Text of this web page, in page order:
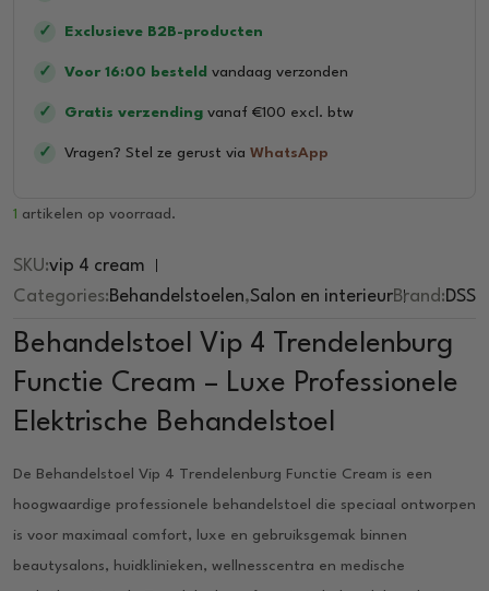
✓ Exclusieve B2B-producten
✓ Voor 16:00 besteld vandaag verzonden
✓ Gratis verzending vanaf €100 excl. btw
✓ Vragen? Stel ze gerust via WhatsApp
1 artikelen op voorraad.
SKU:vip 4 cream
Categories:Behandelstoelen,Salon en interieurBrand:DSS
Behandelstoel Vip 4 Trendelenburg
Functie Cream – Luxe Professionele
Elektrische Behandelstoel
De Behandelstoel Vip 4 Trendelenburg Functie Cream is een
hoogwaardige professionele behandelstoel die speciaal ontworpen
is voor maximaal comfort, luxe en gebruiksgemak binnen
beautysalons, huidklinieken, wellnesscentra en medische